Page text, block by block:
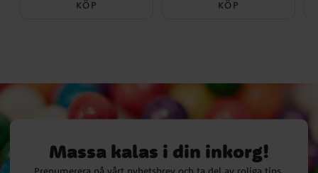
KÖP KÖP
Massa kalas i din inkorg!